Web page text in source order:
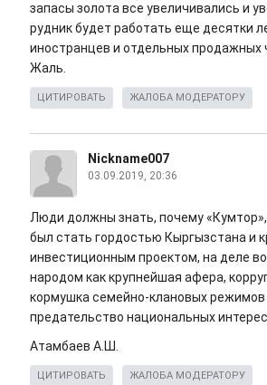
запасы золота все увеличивались и
рудник будет работать еще десятки
иностранцев и отдельных продажных
Жаль.
ЦИТИРОВАТЬ ЖАЛОБА МОДЕРАТОРУ
Nickname007
03.09.2019, 20:36
Люди должны знать, почему
был стать гордостью Кыргызстана и
инвестиционным проектом, на деле
народом как крупнейшая афера,
кормушка семейно-клановых режимов
предательство национальных
Атамбаев А.Ш.
ЦИТИРОВАТЬ ЖАЛОБА МОДЕРАТОРУ